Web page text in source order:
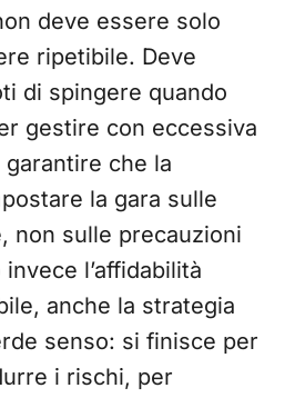
deve essere solo
ripetibile. Deve
di spingere quando
gestire con eccessiva
che la
la gara sulle
non sulle precauzioni
l’affidabilità
anche la strategia
senso: si finisce per
i rischi, per